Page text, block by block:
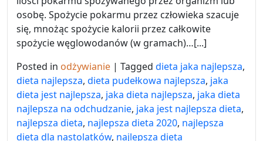
osobę. Spożycie pokarmu przez człowieka szacuje
się, mnożąc spożycie kalorii przez całkowite
spożycie węglowodanów (w gramach)…[...]
Posted in odżywianie | Tagged dieta jaka najlepsza,
dieta najlepsza, dieta pudełkowa najlepsza, jaka
dieta jest najlepsza, jaka dieta najlepsza, jaka dieta
najlepsza na odchudzanie, jaka jest najlepsza dieta,
najlepsza dieta, najlepsza dieta 2020, najlepsza
dieta dla nastolatków, najlepsza dieta